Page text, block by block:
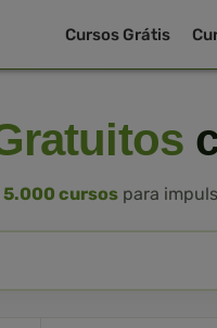
Cursos Grátis
5.000 cursos para